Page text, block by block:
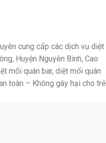
cung cấp các dịch vụ diệt
Huyện Nguyên Bình, Cao
mối quán bar, diệt mối quán
toàn – Không gây hại cho trẻ